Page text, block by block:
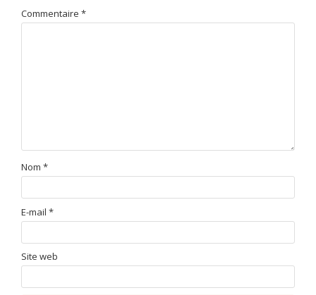
Commentaire *
Nom *
E-mail *
Site web